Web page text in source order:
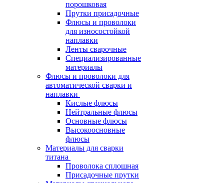
порошковая
Прутки присадочные
Флюсы и проволоки
для износостойкой
наплавки
Ленты сварочные
Специализированные
материалы
Флюсы и проволоки для
автоматической сварки и
наплавки
Кислые флюсы
Нейтральные флюсы
Основные флюсы
Высокоосновные
флюсы
Материалы для сварки
титана
Проволока сплошная
Присадочные прутки